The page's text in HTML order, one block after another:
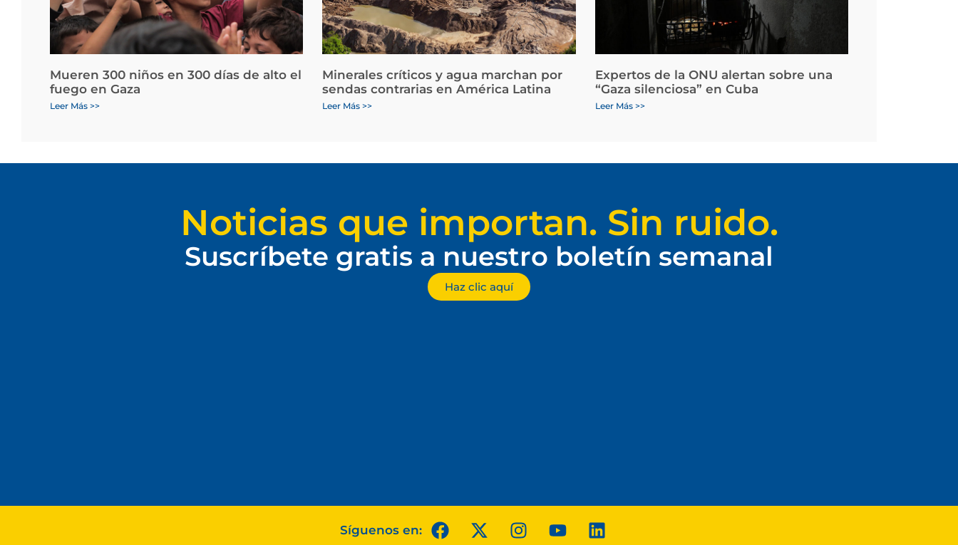
Mueren 300 niños en 300 días de alto el
fuego en Gaza
Leer Más >>
Minerales críticos y agua marchan por
sendas contrarias en América Latina
Leer Más >>
Expertos de la ONU alertan sobre una
“Gaza silenciosa” en Cuba
Leer Más >>
Noticias que importan. Sin ruido.
Suscríbete gratis a nuestro boletín semanal
Haz clic aquí
Síguenos en: